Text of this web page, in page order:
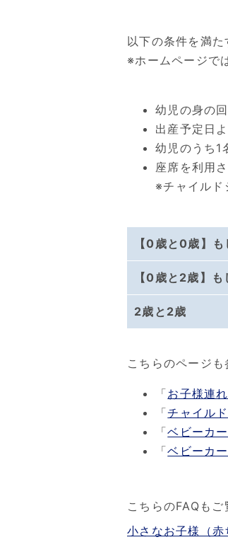
以下の条件を満た
※ホームページで
幼児の身の
出産予定日
幼児のうち1
座席を利用
※チャイルド
【0歳と0歳】
【0歳と2歳】も
2歳と2歳
こちらのページ
「お子様連
「チャイル
「ベビーカ
「ベビーカ
こちらのFAQもご
小さなお子様（赤